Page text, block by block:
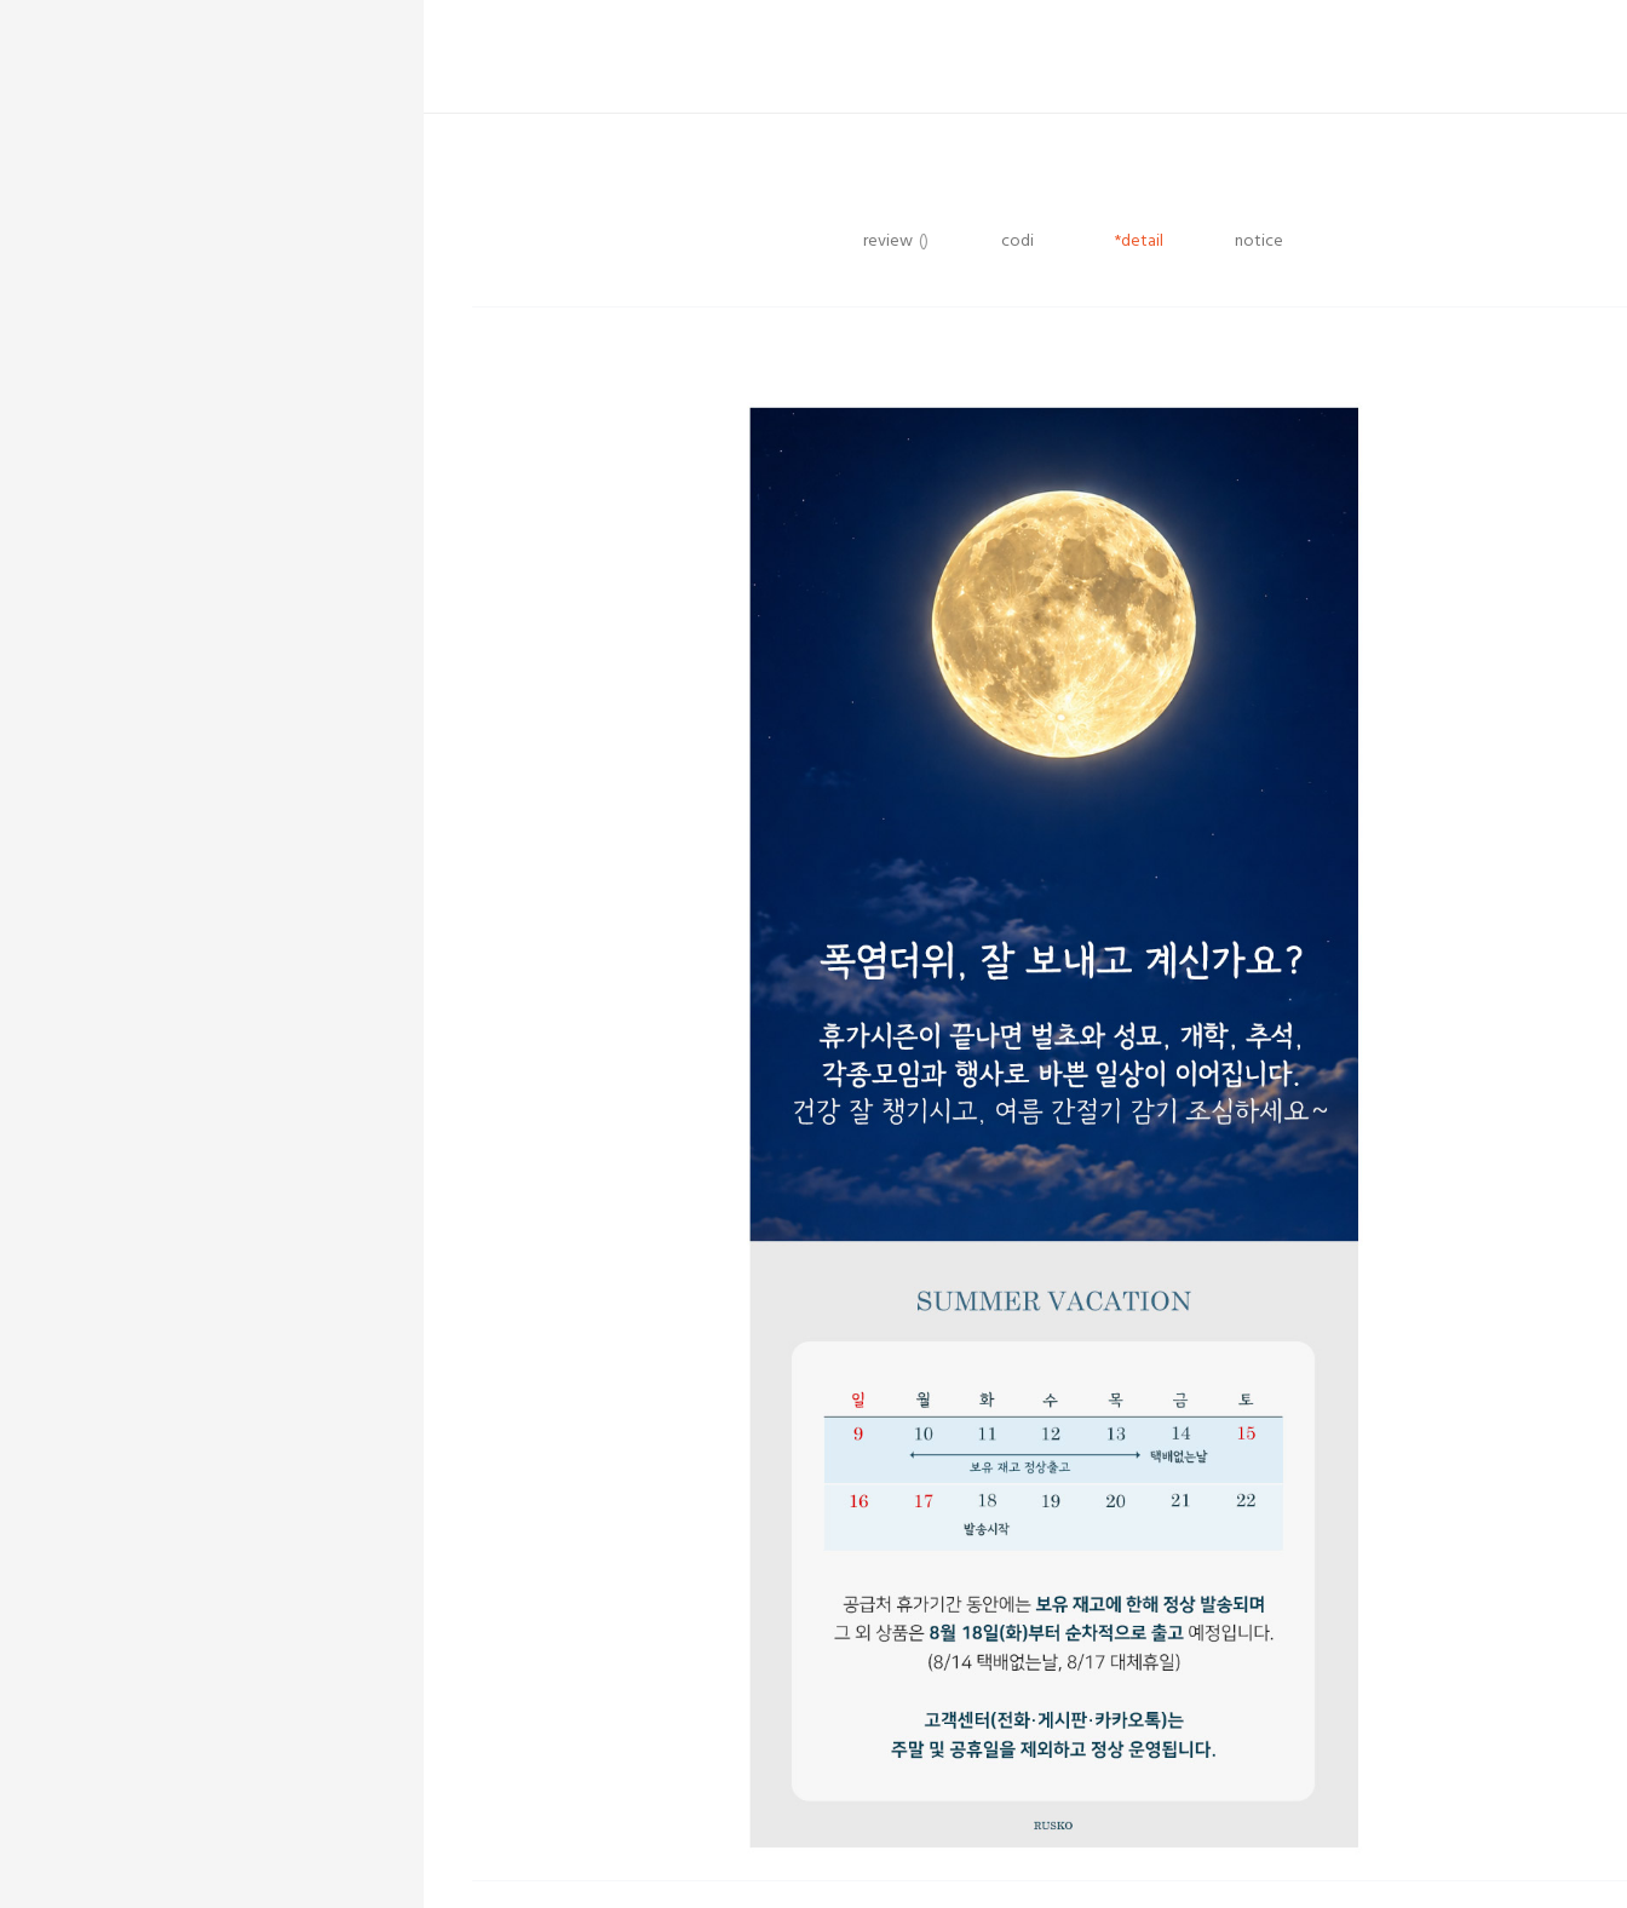
review () codi *detail notice